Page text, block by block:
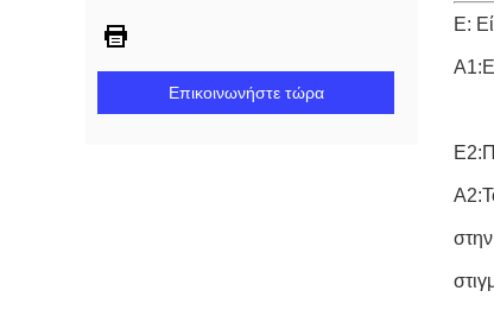
Επικοινωνήστε τώρα
Ε: